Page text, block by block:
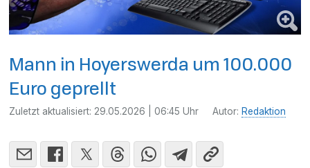
Mann in Hoyerswerda um 100.000
Euro geprellt
Zuletzt aktualisiert: 29.05.2026 | 06:45 Uhr Autor: Redaktion